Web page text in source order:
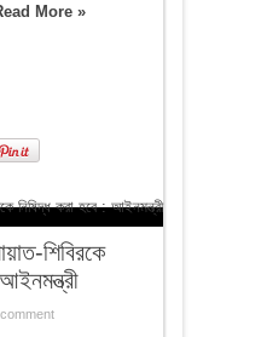
More »
শিবিরকে